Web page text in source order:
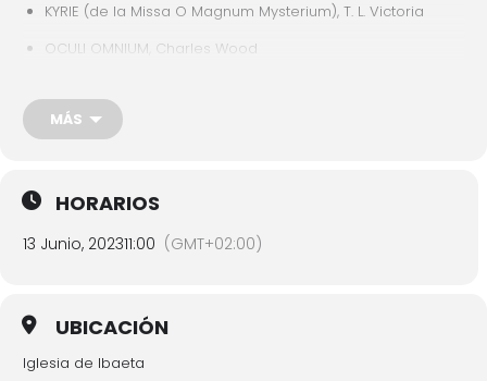
KYRIE (de la Missa O Magnum Mysterium), T. L. Victoria
OCULI OMNIUM, Charles Wood
Mateo Gómez
MILLE REGRETZ, Josquin Desprez
Sara Liton
ELI ELI, Gyorgy Deák Bárdos
MÁS
HORARIOS
13 Junio, 202311:00 (GMT+02:00)
UBICACIÓN
Iglesia de Ibaeta